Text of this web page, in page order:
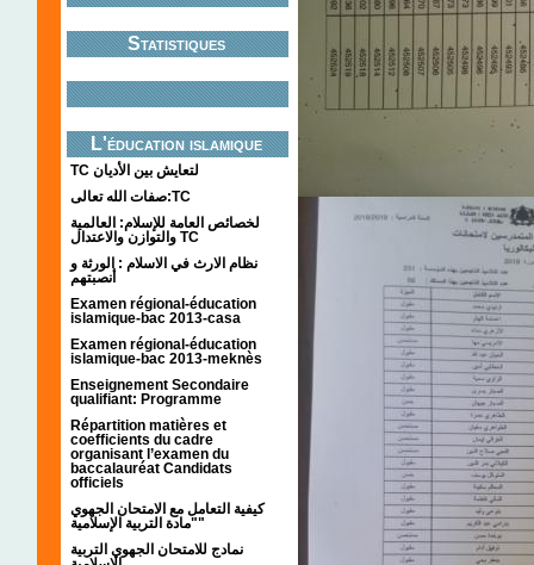
Statistiques
L'éducation islamique
TC لتعايش بين الأديان
صفات الله تعالى:TC
لخصائص العامة للإسلام: العالمية
والتوازن والاعتدال TC
نظام الارث في الاسلام : الورثة و
أنصبتهم
Examen régional-éducation
islamique-bac 2013-casa
Examen régional-éducation
islamique-bac 2013-meknès
Enseignement Secondaire
qualifiant: Programme
Répartition matières et
coefficients du cadre
organisant l’examen du
baccalauréat Candidats
officiels
كيفية التعامل مع الامتحان الجهوي
"مادة التربية الإسلامية"
نمادج للامتحان الجهوي التربية